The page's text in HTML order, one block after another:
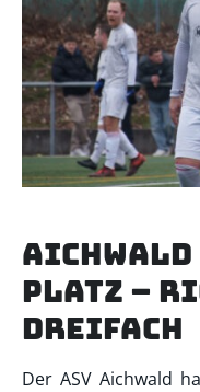
Aichwald
Platz –
dreifach
Der ASV Aichwald